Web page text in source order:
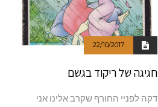
22/10/2017
חגיגה של ריקוד בגשם
דקה לפניי החורף שקרב אלינו אני